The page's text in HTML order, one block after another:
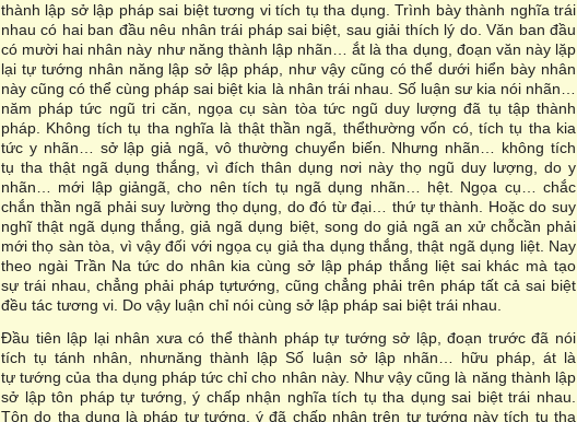
thành lập sở lập pháp sai biệt tương vi tích tụ tha dụng. Trình bày thành nghĩa trái
nhau có hai ban đầu nêu nhân trái pháp sai biệt, sau giải thích lý do. Văn ban đầu
có mười hai nhân này như năng thành lập nhãn… ắt là tha dụng, đoạn văn này lặp
lại tự tướng nhân năng lập sở lập pháp, như vậy cũng có thể dưới hiển bày nhân
này cũng có thể cùng pháp sai biệt kia là nhân trái nhau. Số luận sư kia nói nhãn…
năm pháp tức ngũ tri căn, ngọa cụ sàn tòa tức ngũ duy lượng đã tụ tập thành
pháp. Không tích tụ tha nghĩa là thật thần ngã, thểthường vốn có, tích tụ tha kia
tức y nhãn… sở lập giả ngã, vô thường chuyển biến. Nhưng nhãn… không tích
tụ tha thật ngã dụng thắng, vì đích thân dụng nơi này thọ ngũ duy lượng, do y
nhãn… mới lập giảngã, cho nên tích tụ ngã dụng nhãn… hệt. Ngọa cụ… chắc
chắn thần ngã phải suy lường thọ dụng, do đó từ đại… thứ tự thành. Hoặc do suy
nghĩ thật ngã dụng thắng, giả ngã dụng biệt, song do giả ngã an xử chỗcần phải
mới thọ sàn tòa, vì vậy đối với ngọa cụ giả tha dụng thắng, thật ngã dụng liệt. Nay
theo ngài Trần Na tức do nhân kia cùng sở lập pháp thắng liệt sai khác mà tạo
sự trái nhau, chẳng phải pháp tựtướng, cũng chẳng phải trên pháp tất cả sai biệt
đều tác tương vi. Do vậy luận chỉ nói cùng sở lập pháp sai biệt trái nhau.
Đầu tiên lập lại nhân xưa có thể thành pháp tự tướng sở lập, đoạn trước đã nói
tích tụ tánh nhân, nhưnăng thành lập Số luận sở lập nhãn… hữu pháp, át là
tự tướng của tha dụng pháp tức chỉ cho nhân này. Như vậy cũng là năng thành lập
sở lập tôn pháp tự tướng, ý chấp nhận nghĩa tích tụ tha dụng sai biệt trái nhau.
Tôn do tha dụng là pháp tự tướng, ý đã chấp nhận trên tự tướng này tích tụ tha